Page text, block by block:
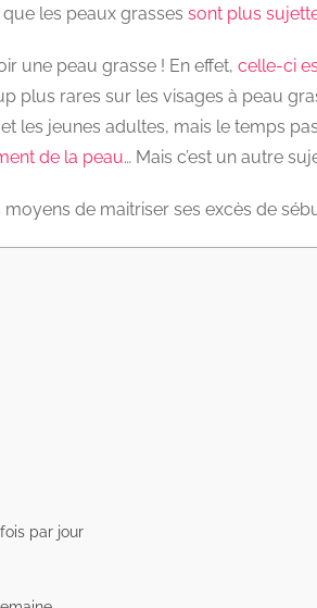
les peaux grasses sont plus
une peau grasse ! En effet, celle-ci
plus rares sur les visages à peau
les jeunes adultes, mais le temps
de la peau… Mais c’est un autre
de maitriser ses excès de
par jour